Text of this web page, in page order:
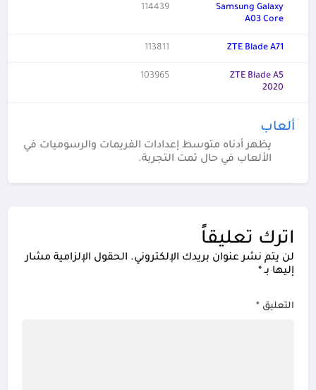
Samsung Galaxy
A03 Core
114439
ZTE Blade A71
113811
ZTE Blade A5
2020
103965
ألعاب
يظهر أدناه متوسط إعدادات الفريمات والرسوميات في
الألعاب في حال تمت التجربة.
اترك تعليقاً
لن يتم نشر عنوان بريدك الإلكتروني. الحقول الإلزامية مشار
إليها بـ*
التعليق *